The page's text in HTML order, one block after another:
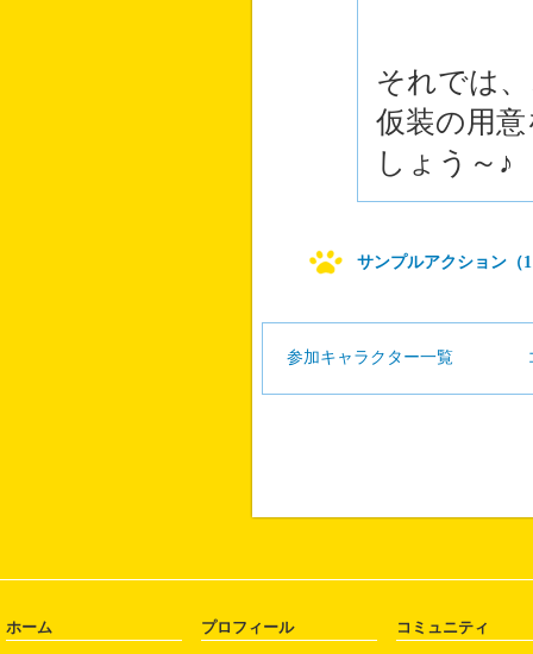
それでは
仮装の用
しょう～♪
サンプルアクション（
参加キャラクター一覧
ホーム プロフィール コミュニティ